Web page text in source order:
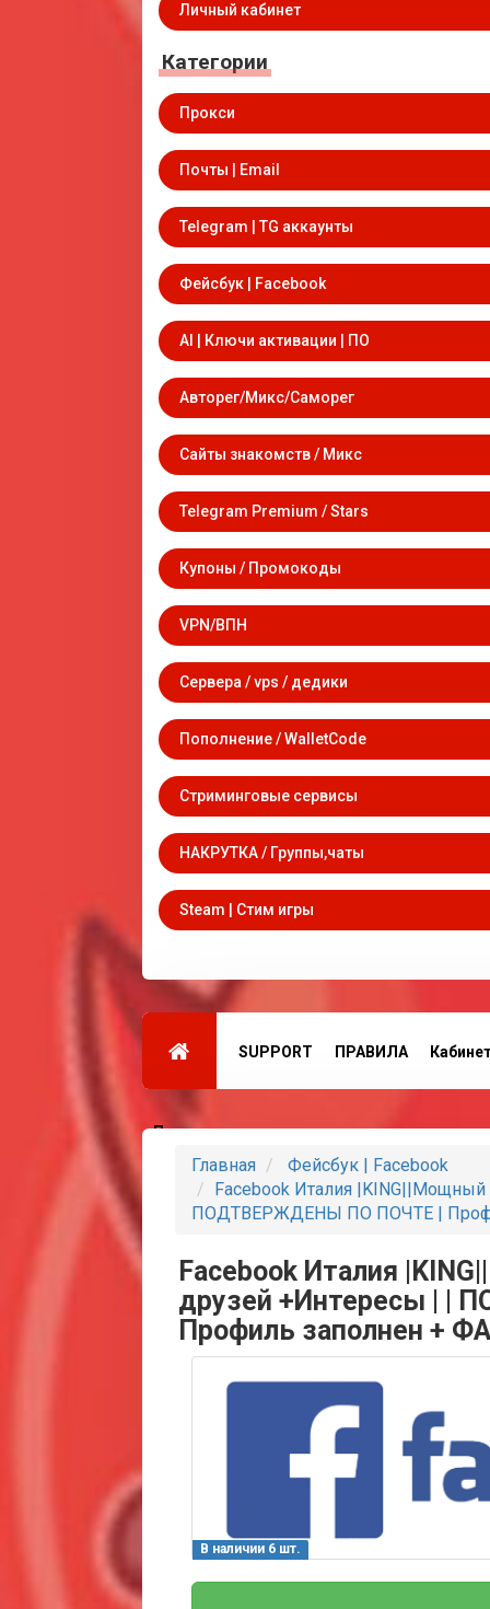
Личный кабинет
Категории
Прокси
Почты | Email
Telegram | TG аккаунты
Фейсбук | Facebook
AI | Ключи активации | ПО
Авторег/Микс/Саморег
Сайты знакомств / Микс
Telegram Premium / Stars
Купоны / Промокоды
VPN/ВПН
Сервера / vps / дедики
Пополнение / WalletCode
Стриминговые сервисы
НАКРУТКА / Группы,чаты
Steam | Стим игры
SUPPORT ПРАВИЛА
Партнеры
Главная
Фейсбук | Facebook
Facebook Италия
ПОДТВЕРЖДЕНЫ ПО ПОЧТЕ |
Facebook Италия
друзей +Интересы |
Профиль заполнен +
В наличии 6 шт.